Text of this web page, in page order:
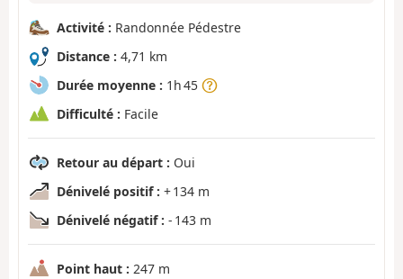
Activité : Randonnée Pédestre
Distance : 4,71 km
Durée moyenne : 1h 45
Difficulté : Facile
Retour au départ : Oui
Dénivelé positif : + 134 m
Dénivelé négatif : - 143 m
Point haut : 247 m